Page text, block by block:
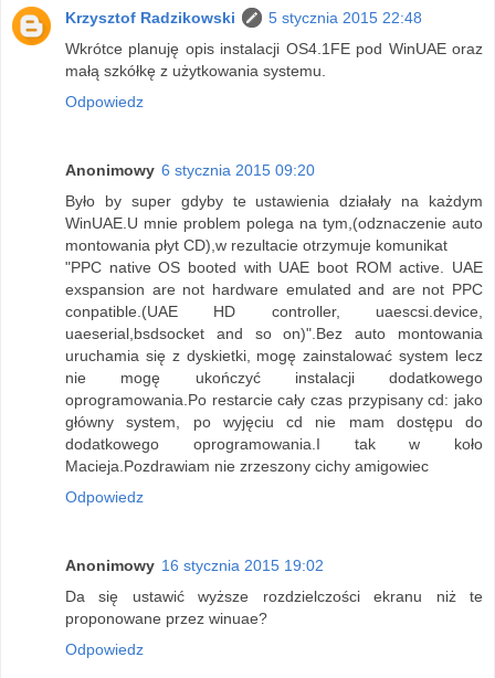
Krzysztof Radzikowski
5 stycznia 2015 22:48
Wkrótce planuję opis instalacji OS4.1FE pod WinUAE oraz
małą szkółkę z użytkowania systemu.
Odpowiedz
Anonimowy 6 stycznia 2015 09:20
Było by super gdyby te ustawienia działały na każdym
WinUAE.U mnie problem polega na tym,(odznaczenie auto
montowania płyt CD),w rezultacie otrzymuje komunikat
"PPC native OS booted with UAE boot ROM active. UAE
exspansion are not hardware emulated and are not PPC
conpatible.(UAE HD controller, uaescsi.device,
uaeserial,bsdsocket and so on)".Bez auto montowania
uruchamia się z dyskietki, mogę zainstalować system lecz
nie mogę ukończyć instalacji dodatkowego
oprogramowania.Po restarcie cały czas przypisany cd: jako
główny system, po wyjęciu cd nie mam dostępu do
dodatkowego oprogramowania.I tak w koło
Macieja.Pozdrawiam nie zrzeszony cichy amigowiec
Odpowiedz
Anonimowy 16 stycznia 2015 19:02
Da się ustawić wyższe rozdzielczości ekranu niż te
proponowane przez winuae?
Odpowiedz